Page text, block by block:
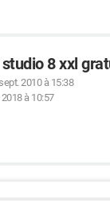
8 xxl
2010 à 15:38
2018 à 10:57